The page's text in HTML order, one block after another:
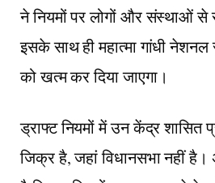
ने नियमों पर लोगों और संस्थाओं से
इसके साथ ही महात्मा गांधी
को खत्म कर दिया जाएगा।
ड्राफ्ट नियमों में उन केंद्र शासित
जिक्र है, जहां विधानसभा नहीं है।